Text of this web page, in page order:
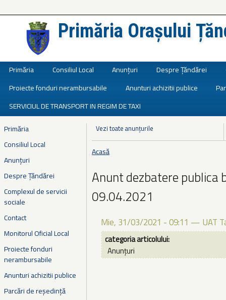
Primăria Orașului
Primăria Consiliul Local Anunțuri Despre Țăndărei
Proiecte fonduri nerambursabile
Anunturi achizitii publice
SERVICIUL DE TRANSPORT IN REGIM DE TAXI
Primăria
Consiliul Local
Anunțuri
Despre Țăndărei
Complexul de servicii
sociale
Contact
Monitorul Oficial Local
Proiecte fonduri
nerambursabile
Anunturi achizitii publice
Parcări de reședință
Vezi toate anunțurile
Eşti aici
Acasă
Anunt dezbatere publica
09.04.2021
Mie, 31/03/2021 - 09:11 — UAT
categoria articolului:
Anunțuri